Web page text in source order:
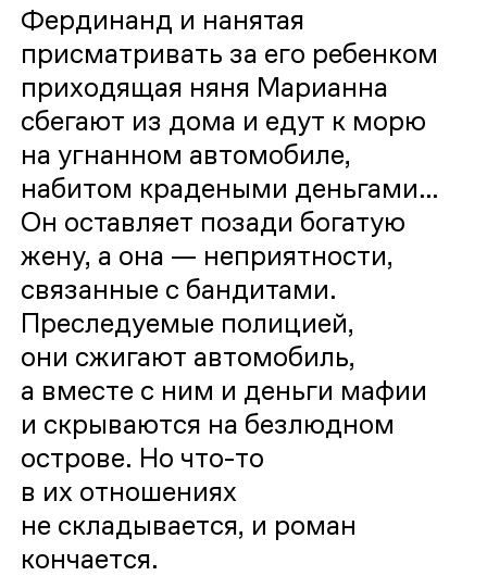
Фердинанд и нанятая
присматривать за его ребенком
приходящая няня Марианна
сбегают из дома и едут к морю
на угнанном автомобиле,
набитом крадеными деньгами…
Он оставляет позади богатую
жену, а она — неприятности,
связанные с бандитами.
Преследуемые полицией,
они сжигают автомобиль,
а вместе с ним и деньги мафии
и скрываются на безлюдном
острове. Но что-то
в их отношениях
не складывается, и роман
кончается.